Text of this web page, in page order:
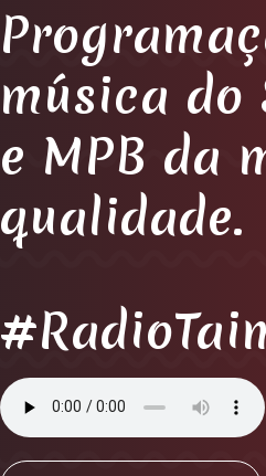
música do
e MPB da
qualidade.